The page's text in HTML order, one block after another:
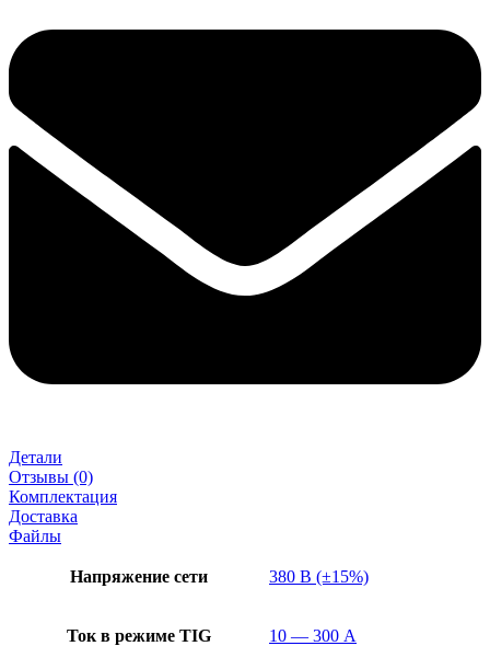
Детали
Отзывы (0)
Комплектация
Доставка
Файлы
Напряжение сети 380 В (±15%)
Ток в режиме TIG 10 — 300 А